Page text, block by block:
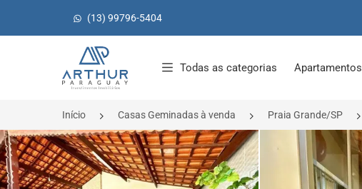
(13) 99796-5404
Página inicial
Todas as categorias Apartamentos
Início Casas Geminadas à venda Praia Grande/SP